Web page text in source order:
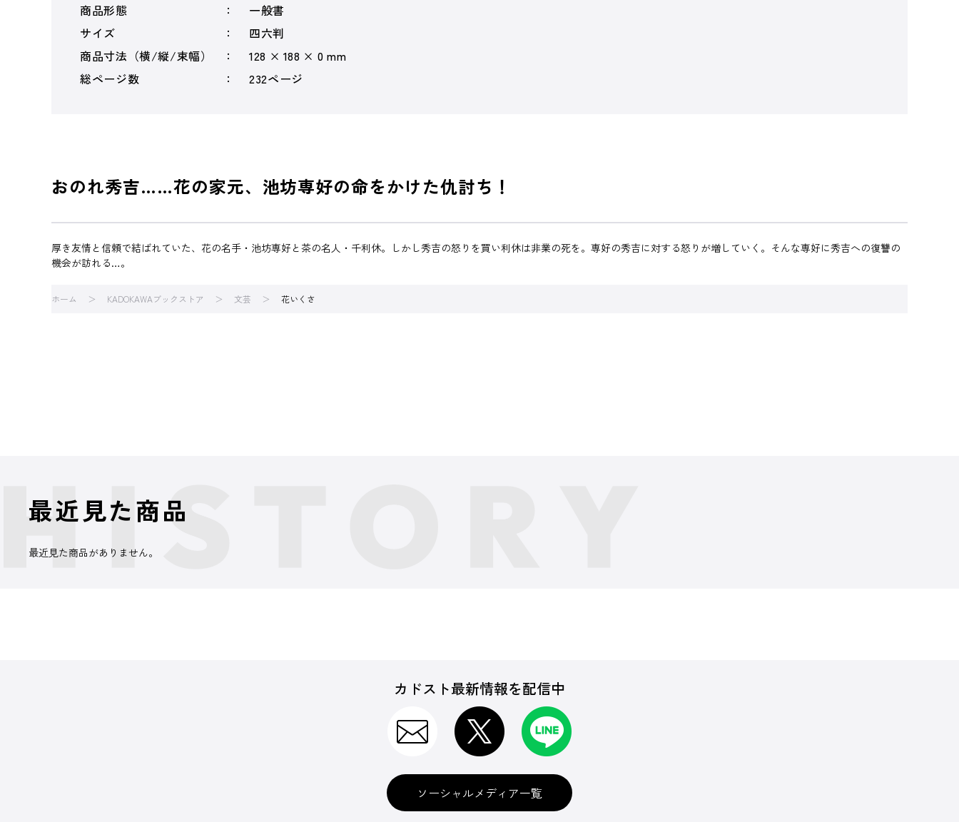
商品形態
一般書
サイズ
四六判
商品寸法（横/縦/束幅）
128 × 188 × 0 mm
総ページ数
232ページ
おのれ秀吉……花の家元、池坊専好の命をかけた仇討ち！
厚き友情と信頼で結ばれていた、花の名手・池坊専好と茶の名人・千利休。しかし秀吉の怒りを買い利休は非業の死を。専好の秀吉に対する怒りが増していく。そんな専好に秀吉への復讐の
機会が訪れる…。
ホーム KADOKAWAブックストア 文芸 花いくさ
最近見た商品
最近見た商品がありません。
カドスト最新情報を配信中
ソーシャルメディア一覧